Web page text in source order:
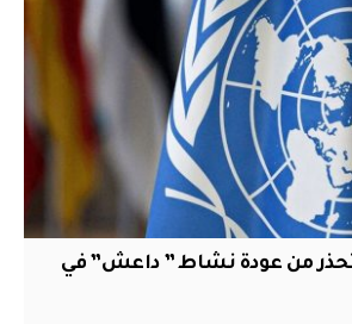
تحذر من عودة نشاط ” داعش” في